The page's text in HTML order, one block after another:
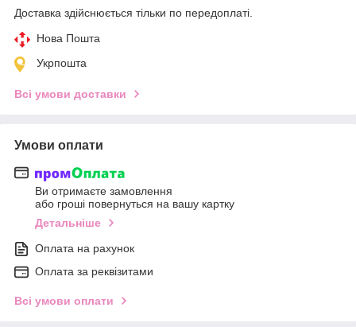
Доставка здійснюється тільки по передоплаті.
Нова Пошта
Укрпошта
Всі умови доставки
Умови оплати
Ви отримаєте замовлення
або гроші повернуться на вашу картку
Детальніше
Оплата на рахунок
Оплата за реквізитами
Всі умови оплати